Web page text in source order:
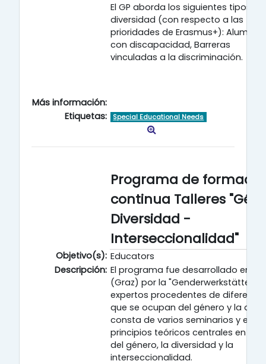
El GP aborda los siguientes tipos de
diversidad (con respecto a las
prioridades de Erasmus+): Alumnos
con discapacidad, Barreras
vinculadas a la discriminación.
Más información:
Etiquetas:
Special Educational Needs
Programa de
continua Talleres
Diversidad -
Interseccionalidad"
Objetivo(s): Educators
Descripción: El programa fue desarrollado en
(Graz) por la "Genderwerkstätte"
expertos procedentes de
que se ocupan del género y la
consta de varios seminarios y
principios teóricos centrales en los
del género, la diversidad y la
interseccionalidad.